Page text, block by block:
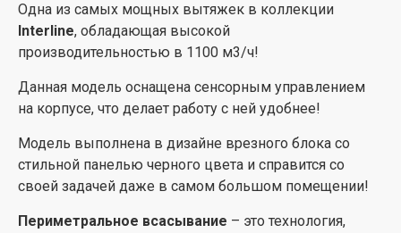
зависимости от ситуации.
Алюминиевый жировой фильтр особой пятислойной
плетением, эффективно защитит двигатель от жира и
испарений продлив срок службы устройства.
Технология магнитного доступа к фильтру
обеспечивает более высокую надежность
крепления, а также значительно облегчает уход за
вытяжкой.
Одна из самых мощных вытяжек в коллекции
Interline, обладающая высокой
производительностью в 1100 м3/ч!
Данная модель оснащена сенсорным управлением
на корпусе, что делает работу с ней удобнее!
Модель выполнена в дизайне врезного блока со
стильной панелью черного цвета и справится со
своей задачей даже в самом большом помещении!
Периметральное всасывание – это технология,